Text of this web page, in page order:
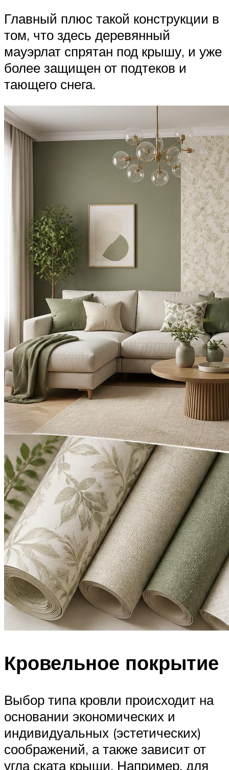
Главный плюс такой конструкции в
том, что здесь деревянный
мауэрлат спрятан под крышу, и уже
более защищен от подтеков и
тающего снега.
Кровельное покрытие
Выбор типа кровли происходит на
основании экономических и
индивидуальных (эстетических)
соображений, а также зависит от
угла ската крыши. Например, для